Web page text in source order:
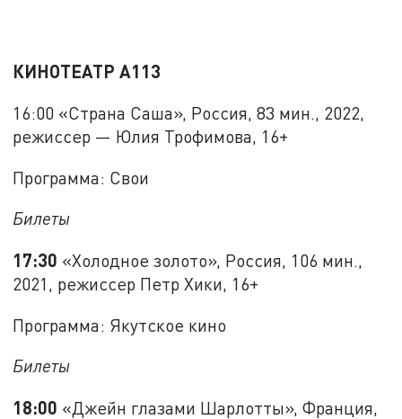
КИНОТЕАТР А113
16:00 «Страна Саша», Россия, 83 мин., 2022,
режиссер — Юлия Трофимова, 16+
Программа: Свои
Билеты
17:30 «Холодное золото», Россия, 106 мин.,
2021, режиссер Петр Хики, 16+
Программа: Якутское кино
Билеты
18:00 «Джейн глазами Шарлотты», Франция,